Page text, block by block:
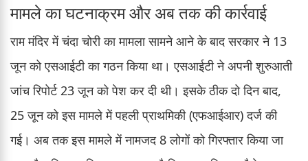
मामले का घटनाक्रम और अब तक की कार्रवाई
राम मंदिर में चंदा चोरी का मामला सामने आने के बाद सरकार ने 13
जून को एसआईटी का गठन किया था। एसआईटी ने अपनी शुरुआती
जांच रिपोर्ट 23 जून को पेश कर दी थी। इसके ठीक दो दिन बाद,
25 जून को इस मामले में पहली प्राथमिकी (एफआईआर) दर्ज की
गई। अब तक इस मामले में नामजद 8 लोगों को गिरफ्तार किया जा